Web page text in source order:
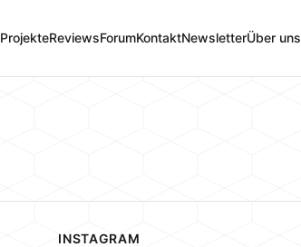
ProjekteReviewsForumKontaktNewsletterÜber uns
INSTAGRAM